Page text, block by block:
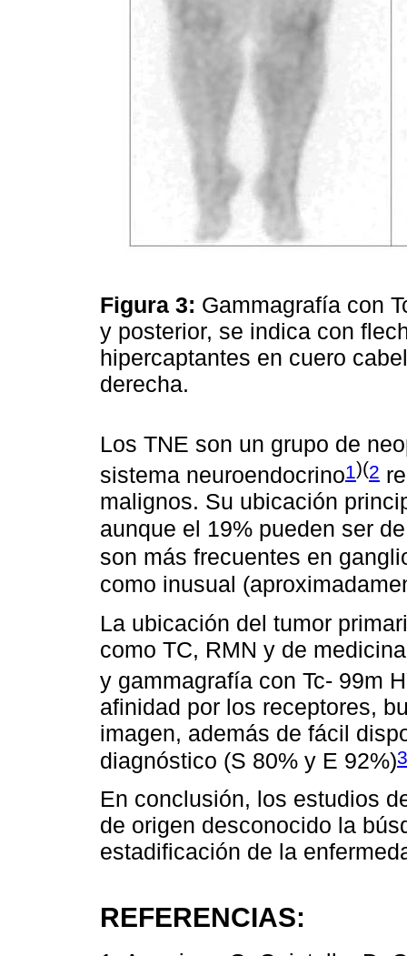
Figura 3: Gammagrafía con
y posterior, se indica con
hipercaptantes en cuero
derecha.
Los TNE son un grupo de
sistema neuroendocrino1)(2
malignos. Su ubicación
aunque el 19% pueden ser
son más frecuentes en
como inusual
La ubicación del tumor
como TC, RMN y de
y gammagrafía con Tc- 99m
afinidad por los receptores,
imagen, además de fácil
diagnóstico (S 80% y E 92%)3
En conclusión, los estudios
de origen desconocido la
estadificación de la
REFERENCIAS: